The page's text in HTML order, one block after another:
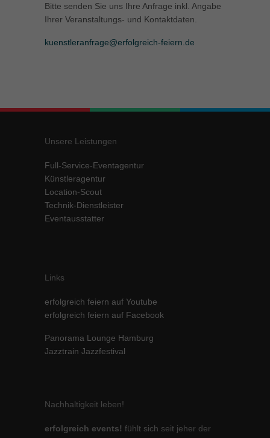
Bitte senden Sie uns Ihre Anfrage inkl. Angabe
Ihrer Veranstaltungs- und Kontaktdaten.
kuenstleranfrage@erfolgreich-feiern.de
Unsere Leistungen
Full-Service-Eventagentur
Künstleragentur
Location-Scout
Technik-Dienstleister
Eventausstatter
Links
erfolgreich feiern auf Youtube
erfolgreich feiern auf Facebook
Panorama Lounge Hamburg
Jazztrain Jazzfestival
Nachhaltigkeit leben!
erfolgreich events! fühlt sich seit jeher der